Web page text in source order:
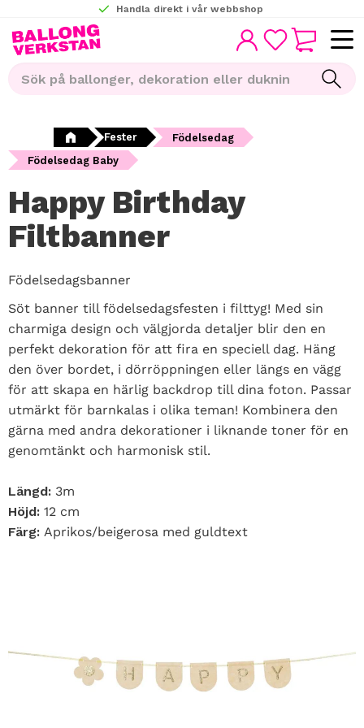
Meny
Handla direkt i vår webbshop
FAVORITER
KUNDVAGN
Fester
Födelsedag
Födelsedag Baby
Happy Birthday
Filtbanner
Födelsedagsbanner
Söt banner till födelsedagsfesten i filttyg! Med sin
charmiga design och välgjorda detaljer blir den en
perfekt dekoration för att fira en speciell dag. Häng
den över bordet, i dörröppningen eller längs en vägg
för att skapa en härlig backdrop till dina foton. Passar
utmärkt för barnkalas i olika teman! Kombinera den
gärna med andra dekorationer i liknande toner för en
genomtänkt och harmonisk stil.
Längd: 3m
Höjd: 12 cm
Färg: Aprikos/beigerosa med guldtext